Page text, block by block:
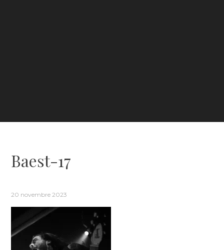
Baest-17
20 novembre 2023